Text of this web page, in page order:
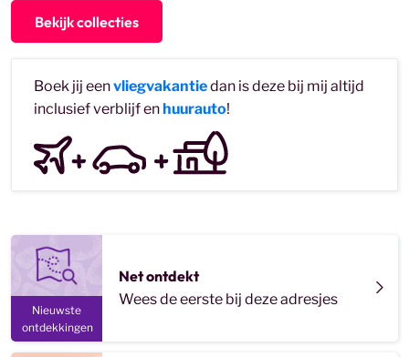
Bekijk collecties
Boek jij eenvliegvakantiedan is deze bij mij altijd
inclusief verblijf en huurauto!
Nieuwste
ontdekkingen
Net ontdekt
Wees de eerste bij deze adresjes